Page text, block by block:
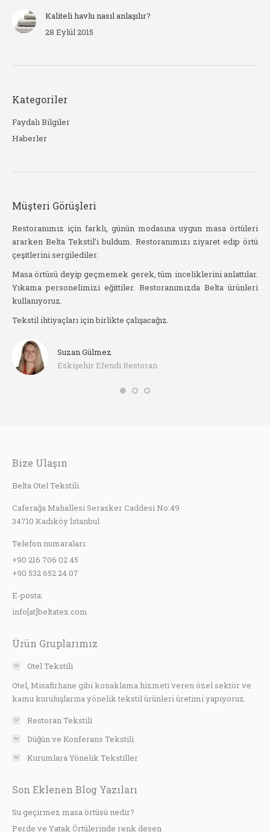
Kaliteli havlu nasıl anlaşılır?
28 Eylül 2015
Kategoriler
Faydalı Bilgiler
Haberler
Müşteri Görüşleri
Restoranımız için farklı, günün modasına uygun masa örtüleri
ararken Belta Tekstil’i buldum. Restoranımızı ziyaret edip örtü
çeşitlerini sergilediler.
Masa örtüsü deyip geçmemek gerek, tüm inceliklerini anlattılar.
Yıkama personelimizi eğittiler. Restoranımızda Belta ürünleri
kullanıyoruz.
Tekstil ihtiyaçları için birlikte çalışacağız.
Suzan Gülmez
Eskişehir Efendi Restoran
Bize Ulaşın
Belta Otel Tekstili
Caferağa Mahallesi Serasker Caddesi No:49
34710 Kadıköy İstanbul
Telefon numaraları:
+90 216 706 02 45
+90 532 652 24 07
E-posta:
info[at]beltatex.com
Ürün Gruplarımız
Otel Tekstili
Otel, Misafirhane gibi konaklama hizmeti veren özel sektör ve
kamu kuruluşlarına yönelik tekstil ürünleri üretimi yapıyoruz.
Restoran Tekstili
Düğün ve Konferans Tekstili
Kurumlara Yönelik Tekstiller
Son Eklenen Blog Yazıları
Su geçirmez masa örtüsü nedir?
Perde ve Yatak Örtülerinde renk desen